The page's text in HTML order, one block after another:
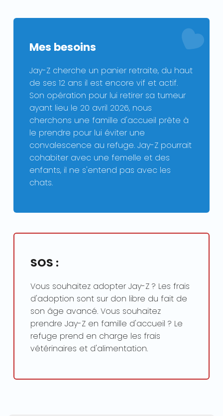
Mes besoins
Jay-Z cherche un panier retraite, du haut
de ses 12 ans il est encore vif et actif.
Son opération pour lui retirer sa tumeur
ayant lieu le 20 avril 2026, nous
cherchons une famille d'accueil prête à
le prendre pour lui éviter une
convalescence au refuge. Jay-Z pourrait
cohabiter avec une femelle et des
enfants, il ne s'entend pas avec les
chats.
SOS :
Vous souhaitez adopter Jay-Z ? Les frais
d'adoption sont sur don libre du fait de
son âge avancé. Vous souhaitez
prendre Jay-Z en famille d'accueil ? Le
refuge prend en charge les frais
vétérinaires et d'alimentation.